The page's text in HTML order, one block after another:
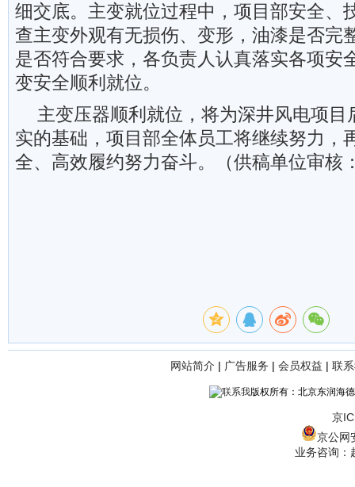
细交底。主变就位过程中，项目部安全、
查主变外观有无损伤、变形，油漆是否完
是否符合要求，各负责人认真落实各项安
变安全顺利就位。
主变压器顺利就位，将为深井风电项目
实的基础，项目部全体员工将继续努力，
全、高效履约努力奋斗。（供稿单位审核
网站简介 | 广告服务 | 会员权益 | 联
版权所有：北京东润海
京
京公网
业务咨询：